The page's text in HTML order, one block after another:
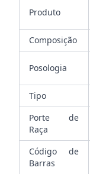
Produto
Composição
Posologia
Tipo
Porte de
Raça
Código de
Barras